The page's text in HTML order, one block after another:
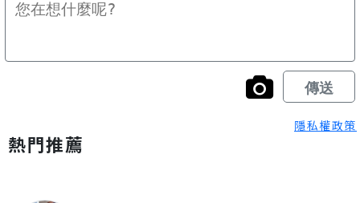
隱私權政策
熱門推薦